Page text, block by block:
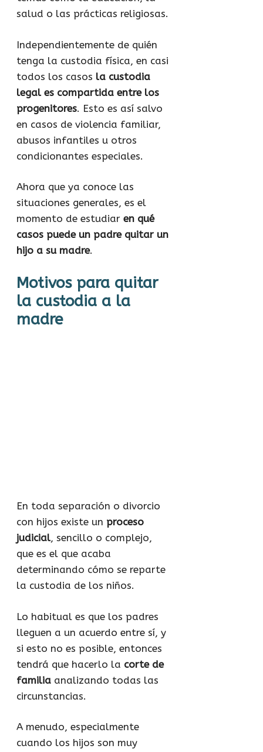
salud o las prácticas religiosas.
Independientemente de quién
tenga la custodia física, en casi
todos los casos la custodia
legal es compartida entre los
progenitores. Esto es así salvo
en casos de violencia familiar,
abusos infantiles u otros
condicionantes especiales.
Ahora que ya conoce las
situaciones generales, es el
momento de estudiar en qué
casos puede un padre quitar un
hijo a su madre.
Motivos para quitar
la custodia a la
madre
En toda separación o divorcio
con hijos existe un proceso
judicial, sencillo o complejo,
que es el que acaba
determinando cómo se reparte
la custodia de los niños.
Lo habitual es que los padres
lleguen a un acuerdo entre sí, y
si esto no es posible, entonces
tendrá que hacerlo la corte de
familia analizando todas las
circunstancias.
A menudo, especialmente
cuando los hijos son muy